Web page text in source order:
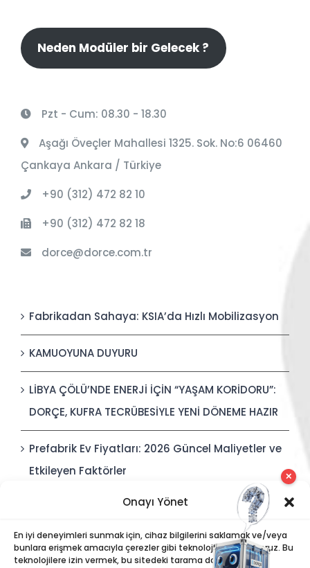
Onayı Yönet
En iyi deneyimleri sunmak için, cihaz bilgilerini saklamak ve/veya
bunlara erişmek amacıyla çerezler gibi teknolojiler kullanıyoruz. Bu
teknolojilere izin vermek, bu sitedeki tarama davranışı veya
Neden Modüler bir Gelecek ?
Pzt - Cum: 08.30 - 18.30
Aşağı Öveçler Mahallesi 1325. Sok. No:6 06460
Çankaya Ankara / Türkiye
+90 (312) 472 82 10
+90 (312) 472 82 18
dorce@dorce.com.tr
Fabrikadan Sahaya: KSIA’da Hızlı Mobilizasyon
KAMUOYUNA DUYURU
LİBYA ÇÖLÜ’NDE ENERJİ İÇİN “YAŞAM KORİDORU”:
DORÇE, KUFRA TECRÜBESİYLE YENİ DÖNEME HAZIR
Prefabrik Ev Fiyatları: 2026 Güncel Maliyetler ve
Etkileyen Faktörler
Polis Karakolları: Güvenli, Entegre ve Hızlı İnşa
Edilebilir Kamu Güvenliği Yapıları
✕